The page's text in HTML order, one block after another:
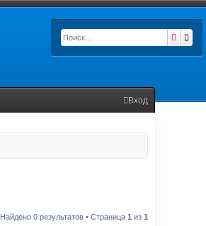
Поиск
Вход
Найдено 0 результатов • Страница 1 из 1